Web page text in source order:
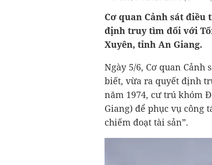
Cơ quan Cảnh sát
định truy tìm đối với
Xuyên, tỉnh An Giang.
Ngày 5/6, Cơ quan Cảnh
biết, vừa ra quyết định
năm 1974, cư trú khóm
Giang) để phục vụ công
chiếm đoạt tài sản”.